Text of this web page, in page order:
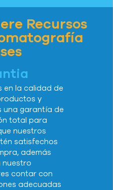
Recursos
en la calidad de
y
una garantía de
total para
nuestros
satisfechos
además
nuestro
contar con
adecuadas